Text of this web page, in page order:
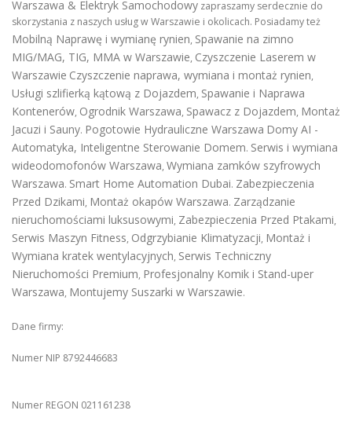
Warszawa & Elektryk Samochodowy zapraszamy serdecznie do
skorzystania z naszych usług w Warszawie i okolicach. Posiadamy też
Mobilną Naprawę i wymianę rynien, Spawanie na zimno
MIG/MAG, TIG, MMA w Warszawie, Czyszczenie Laserem w
Warszawie Czyszczenie naprawa, wymiana i montaż rynien,
Usługi szlifierką kątową z Dojazdem, Spawanie i Naprawa
Kontenerów, Ogrodnik Warszawa, Spawacz z Dojazdem, Montaż
Jacuzi i Sauny. Pogotowie Hydrauliczne Warszawa Domy AI -
Automatyka, Inteligentne Sterowanie Domem. Serwis i wymiana
wideodomofonów Warszawa, Wymiana zamków szyfrowych
Warszawa. Smart Home Automation Dubai. Zabezpieczenia
Przed Dzikami, Montaż okapów Warszawa. Zarządzanie
nieruchomościami luksusowymi, Zabezpieczenia Przed Ptakami,
Serwis Maszyn Fitness, Odgrzybianie Klimatyzacji, Montaż i
Wymiana kratek wentylacyjnych, Serwis Techniczny
Nieruchomości Premium, Profesjonalny Komik i Stand-uper
Warszawa, Montujemy Suszarki w Warszawie.
Dane firmy:
Numer NIP 8792446683
Numer REGON 021161238